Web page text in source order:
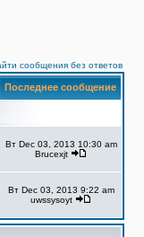
сообщения без ответов
Последнее сообщение
Вт Dec 03, 2013 10:30 am
Brucexjt
Вт Dec 03, 2013 9:22 am
uwssysoyt